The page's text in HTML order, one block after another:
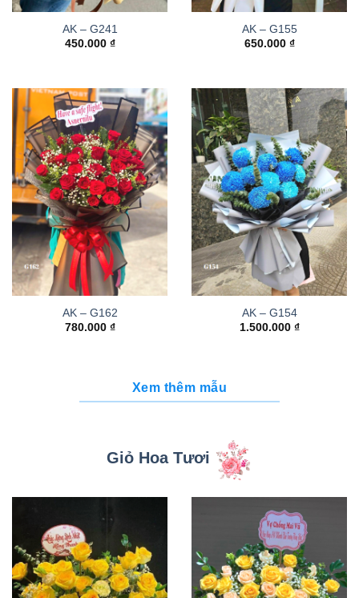
AK – G241
450.000 ₫
AK – G155
650.000 ₫
AK – G162
780.000 ₫
AK – G154
1.500.000 ₫
Xem thêm mẫu
Giỏ Hoa Tươi